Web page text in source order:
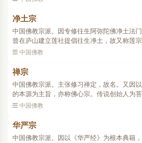
净土宗
中国佛教宗派。因专修往生阿弥陀佛净土法
曾在庐山建立莲社提倡往生净土，故又称莲
导。历代祖师并无前后传承法统，均为后人
中国佛教
禅宗
中国佛教宗派。主张修习禅定，故名。又因
的本源为主旨，亦称佛心宗。传说创始人为
璨、道信，至五祖弘忍下分为南宗惠能，北
中国佛教
华严宗
中国佛教宗派。因以《华严经》为根本典籍